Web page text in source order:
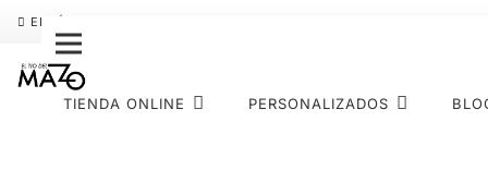
ENVÍO GRATIS
TIENDA ONLINE PERSONALIZADOS